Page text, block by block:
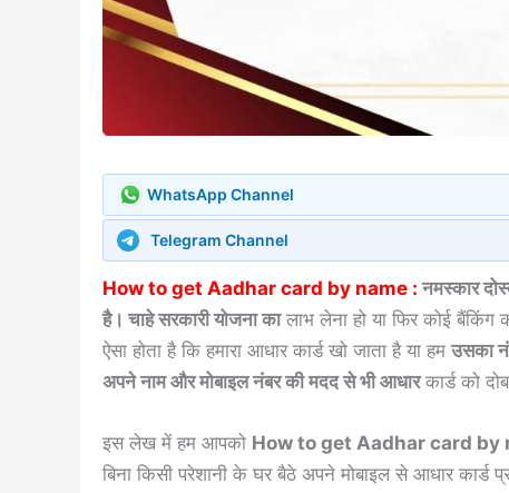
WhatsApp Channel
Telegram Channel
How to get Aadhar card by name : नमस्कार
है। चाहे सरकारी योजना कालाभ लेना हो या फिर कोई बैंकिंग
ऐसा होता है कि हमारा आधार कार्ड खो जाता है या हम उसका
अपने नाम और मोबाइल नंबर की मदद से भी आधारकार्ड को
इस लेख में हम आपको How to get Aadhar card by
बिना किसी परेशानी के घर बैठे अपने मोबाइल से आधार कार्ड